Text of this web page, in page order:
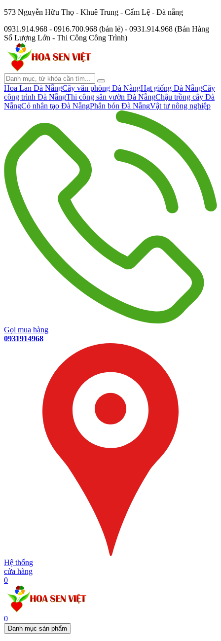
573 Nguyễn Hữu Thọ - Khuê Trung - Cẩm Lệ - Đà nẵng
0931.914.968 - 0916.700.968 (bán lẻ) - 0931.914.968 (Bán Hàng
Số Lượng Lớn - Thi Công Công Trình)
Hoa Lan Đà NẵngCây văn phòng Đà NẵngHạt giống Đà NẵngCây
công trình Đà NẵngThi công sân vườn Đà NẵngChậu trồng cây Đà
NẵngCỏ nhân tạo Đà NẵngPhân bón Đà NẵngVật tư nông nghiệp
Gọi mua hàng
0931914968
Hệ thống
cửa hàng
0
0
Danh mục sản phẩm